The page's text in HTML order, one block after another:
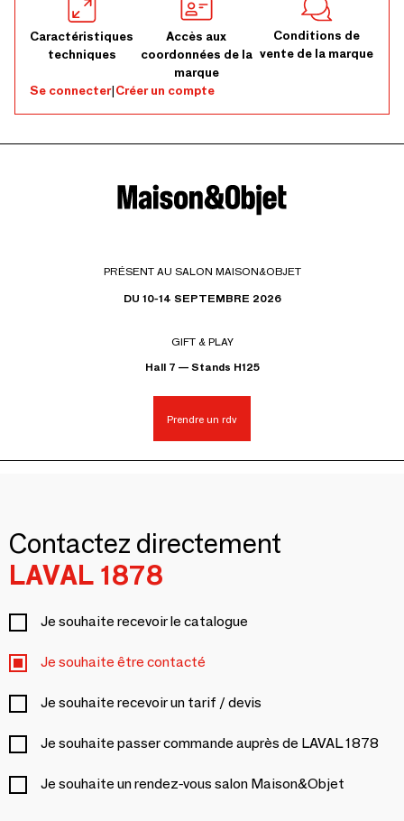
Caractéristiques
techniques
Accès aux
coordonnées de la
marque
Conditions de
vente de la marque
Se connecter|Créer un compte
PRÉSENT AU SALON MAISON&OBJET
DU 10-14 SEPTEMBRE 2026
GIFT & PLAY
Hall 7 — Stands H125
Prendre un rdv
Contactez directement
LAVAL 1878
Je souhaite recevoir le catalogue
Je souhaite être contacté
Je souhaite recevoir un tarif / devis
Je souhaite passer commande auprès de LAVAL 1878
Je souhaite un rendez-vous salon Maison&Objet